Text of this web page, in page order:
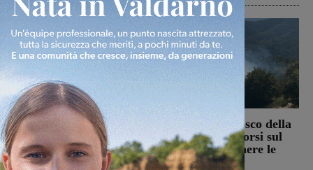
Il Terranuova Traiana
allo “Zecchini” di
Grosseto per una gara
amichevole
Incendio nel bosco della
Trappola. Soccorsi sul
posto per spegnere le
fiamme